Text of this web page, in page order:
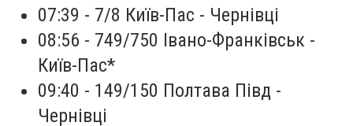
07:39 - 7/8 Київ-Пас - Чернівці
08:56 - 749/750 Івано-Франківськ -
Київ-Пас*
09:40 - 149/150 Полтава Півд -
Чернівці